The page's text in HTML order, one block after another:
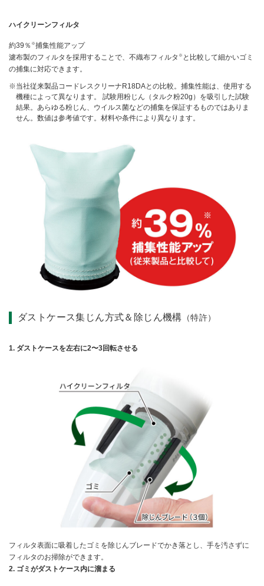
ハイクリーンフィルタ
約39％ ※捕集性能アップ
濾布製のフィルタを採用することで、不織布フィルタ ※ と比較して細かいゴミ
の捕集に対応できます。
当社従来製品コードレスクリーナR18DAとの比較。捕集性能は、使用する
機種によって異なります。 試験用粉じん（タルク粉20g）を吸引した試験
結果。あらゆる粉じん、ウイルス菌などの捕集を保証するものではありま
せん。数値は参考値です。材料や条件により異なります。
ダストケース集じん方式＆除じん機構 （特許）
1. ダストケースを左右に2〜3回転させる
フィルタ表面に吸着したゴミを除じんブレードでかき落とし、手を汚さずに
フィルタのお掃除ができます。
2. ゴミがダストケース内に溜まる